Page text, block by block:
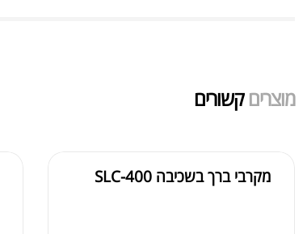
מוצרים קשורים
מקרבי ברך בשכיבה SLC-400